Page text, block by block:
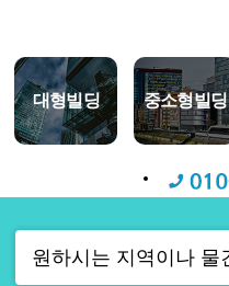
대형빌딩 중소형빌딩